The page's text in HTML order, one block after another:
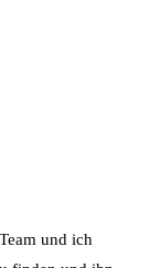
und ich